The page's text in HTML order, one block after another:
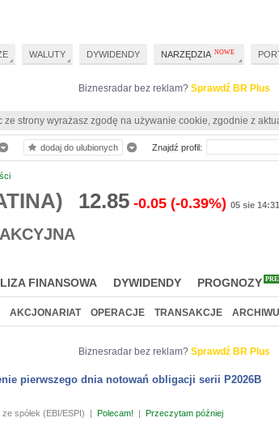
Biznesradar bez reklam? Sprawdź BR Plus
ze strony wyrażasz zgodę na używanie cookie, zgodnie z
12.85 -0.05 (-0.39%) 05 sie 14:31
FINANSOWA DYWIDENDY PROGNOZY
AKCJONARIAT OPERACJE TRANSAKCJE
Biznesradar bez reklam? Sprawdź BR Plus
pierwszego dnia notowań obligacji serii P2026B
spółek (EBI/ESPI) | Polecam! | Przeczytam później
dodaj do ulubionych Znajdź profil:
WALUTY DYWIDENDY NARZĘDZIA